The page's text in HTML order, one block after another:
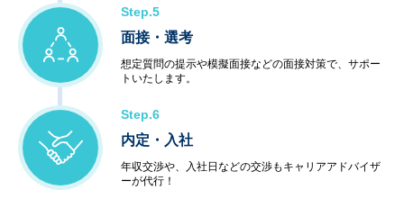
Step.5
面接・選考
想定質問の提示や模擬面接などの面接対策で、サポー
トいたします。
Step.6
内定・入社
年収交渉や、入社日などの交渉もキャリアアドバイザ
ーが代行！